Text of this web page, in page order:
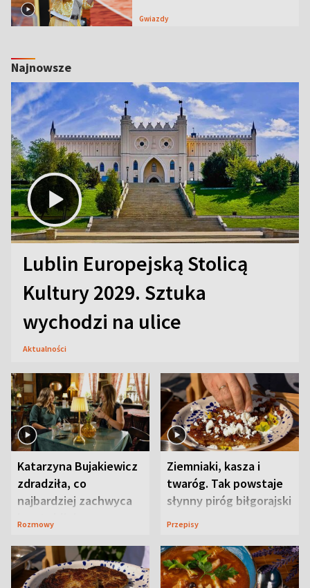
Gwiazdy
Najnowsze
Lublin Europejską Stolicą
Kultury 2029. Sztuka
wychodzi na ulice
Aktualności
Katarzyna Bujakiewicz
zdradziła, co
najbardziej zachwyca
ją w Lublinie
Rozmowy
Ziemniaki, kasza i
twaróg. Tak powstaje
słynny piróg biłgorajski
Przepisy